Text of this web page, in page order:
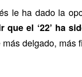
le ha dado la
el ‘22’ ha
más delgado, más